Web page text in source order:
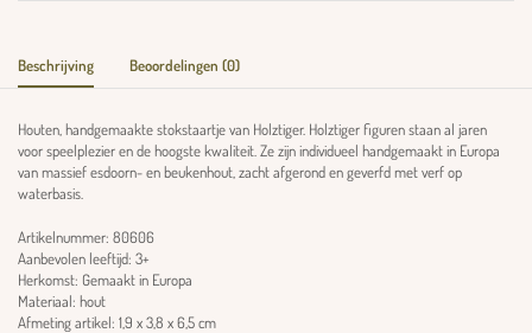
Beschrijving Beoordelingen (0)
Houten, handgemaakte stokstaartje van Holztiger. Holztiger figuren staan ​​al jaren
voor speelplezier en de hoogste kwaliteit. Ze zijn individueel handgemaakt in Europa
van massief esdoorn- en beukenhout, zacht afgerond en geverfd met verf op
waterbasis.
Artikelnummer: 80606
Aanbevolen leeftijd: 3+
Herkomst: Gemaakt in Europa
Materiaal: hout
Afmeting artikel: 1,9 x 3,8 x 6,5 cm